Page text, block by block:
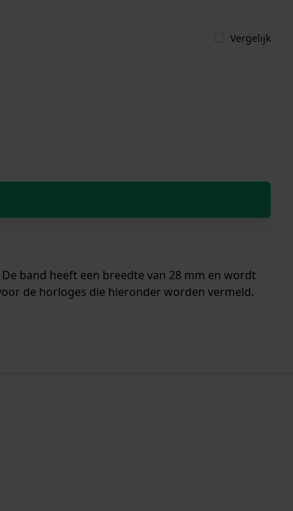
Vergelijk
band heeft een breedte van 28 mm en wordt
de horloges die hieronder worden vermeld.